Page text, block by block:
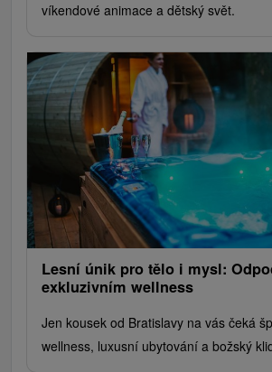
víkendové animace a dětský svět.
Lesní únik pro tělo i mysl:
exkluzivním wellness
Jen kousek od Bratislavy na vás čeká
wellness, luxusní ubytování a božský